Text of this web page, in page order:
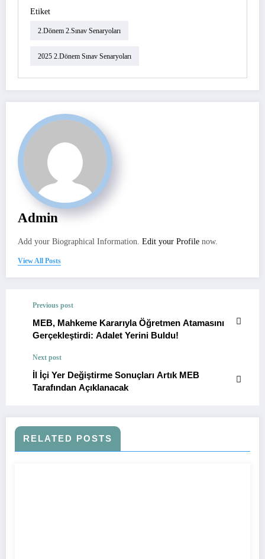
Etiket
2.dönem 2.sınav Senaryoları
2025 2.dönem Sınav Senaryoları
Admin
Add your Biographical Information. Edit your Profile now.
View All Posts
Previous post
MEB, Mahkeme Kararıyla Öğretmen Atamasını
Gerçekleştirdi: Adalet Yerini Buldu!
Next post
İl İçi Yer Değiştirme Sonuçları Artık MEB
Tarafından Açıklanacak
RELATED POSTS